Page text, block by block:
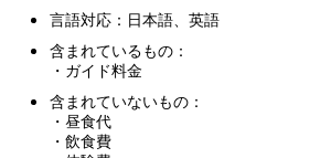
言語対応：日本語、英語
含まれているもの：
・ガイド料金
含まれていないもの：
・昼食代
・飲食費